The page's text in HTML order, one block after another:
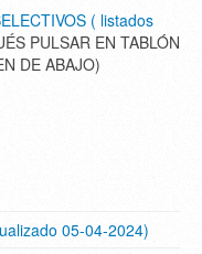
( listados
PULSAR EN TABLÓN
DE ABAJO)
05-04-2024)